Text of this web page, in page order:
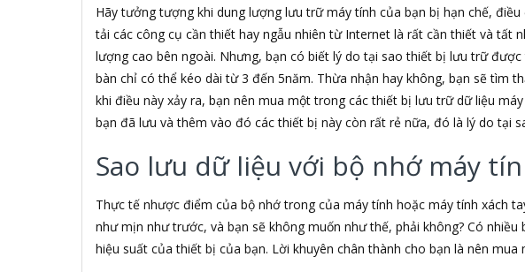
7Gift Shop
A 100+
A Clock
A & T
AAD
ABCNOVEL
ABN
ACCESS
Acer
ACME MADE
ACNES
Hãy tưởng tượng khi dung lượng lưu trữ máy tính của bạn bị hạn chế,
tải các công cụ cần thiết hay ngẫu nhiên từ Internet là rất cần thiết và tất
lượng cao bên ngoài. Nhưng, bạn có biết lý do tại sao thiết bị lưu trữ
bàn chỉ có thể kéo dài từ 3 đến 5năm. Thừa nhận hay không, bạn sẽ tìm
khi điều này xảy ra, bạn nên mua một trong các thiết bị lưu trữ dữ liệu
bạn đã lưu và thêm vào đó các thiết bị này còn rất rẻ nữa, đó là lý do tại
Sao lưu dữ liệu với bộ nhớ máy
Thực tế nhược điểm của bộ nhớ trong của máy tính hoặc máy tính xách
như mịn như trước, và bạn sẽ không muốn như thế, phải không? Có
hiệu suất của thiết bị của bạn. Lời khuyên chân thành cho bạn là nên